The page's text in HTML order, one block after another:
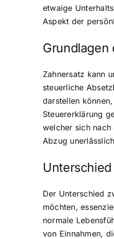
etwaige
Aspekt der
Grundlagen
Zahnersatz kann
steuerliche
darstellen
Steuererklärung
welcher sich
Abzug
Der Unterschied
möchten,
normale
von Einnahmen,